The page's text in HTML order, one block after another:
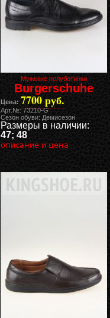
Мужские полуботинки
Burgerschuhe
Цена: 7700 руб.
Арт.№: 73210-G
Сезон обуви: Демисезон
Размеры в наличии:
47; 48
описание и цена